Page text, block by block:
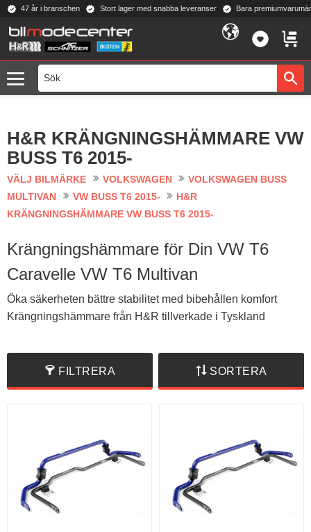
Meny
47 år i branschen Stort lager med snabba leveranser Bara
H&R KRÄNGNINGSHÄMMARE VW
BUSS T6 2015-
VÄLJ BILMÄRKE VOLKSWAGEN
VOLKSWAGEN BUSS
MULTIVAN
VW BUSS T6 2015-
H&R
KRÄNGNINGSHÄMMARE VW BUSS T6 2015-
Krängningshämmare för Din VW T6
Caravelle VW T6 Multivan
Öka säkerheten bättre stabilitet med bibehållen komfort
Krängningshämmare från H&R tillverkade i Tyskland
FILTRERA SORTERA